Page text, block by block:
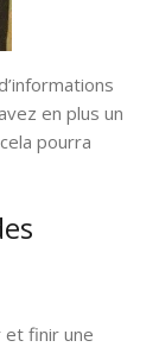
en plus un
pourra
finir une